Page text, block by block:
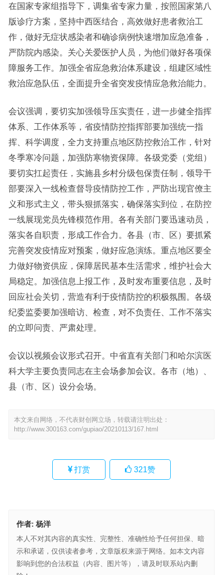
在国家专家组指导下，调集省专家力量，按照国家第八
版诊疗方案，坚持中西医结合，高效做好患者救治工
作，做好无症状感染者和确诊病例快速增加应急准备，
严防院内感染。关心关爱医护人员，为他们做好各项保
障服务工作。加强全省应急救治体系建设，组建区域性
救治应急队伍，全面提升全省突发疫情应急救治能力。
会议强调，要切实加强领导压实责任，进一步健全指挥
体系、工作体系等，省疫情防控指挥部要加强统一指
挥、科学调度，全力支持重点地区防控救治工作，针对
冬季寒冷问题，加强防寒物资保障。各级党委（党组）
要切实扛起责任，实施县乡村分级包保责任制，领导干
部要深入一线检查督导疫情防控工作，严防出现官僚主
义和形式主义，带头狠抓落实，确保落实到位，在防控
一线展现党员先锋模范作用。各有关部门要迅速动员，
落实各自职责，形成工作合力。各县（市、区）要抓紧
完善突发疫情应对预案，做好应急演练。重点地区要全
力做好物资供应，保障居民基本生活需求，维护社会大
局稳定。加强信息上报工作，及时发布重要信息，及时
回应社会关切，营造有利于疫情防控的积极氛围。各级
纪委监委要加强暗访、检查，对不负责任、工作不落实
的立即问责、严肃处理。
会议以视频会议形式召开。中省直有关部门和哈尔滨医
科大学主要负责同志在主会场参加会议。各市（地）、
县（市、区）设分会场。
本文来自网络，不代表财创网立场，转载请注明出处：
http://www.300163.com/gupiao/20210113/167.html
打赏 321赞
作者: 杨洋
本人不对其内容的真实性、完整性、准确性给予任何担保、暗
示和承诺，仅供读者参考，文章版权来源于网络。如本文内容
影响到您的合法权益（内容、图片等），请及时联系站内删